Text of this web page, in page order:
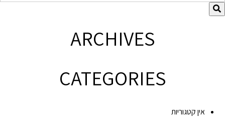
חיפוש
ARCHIVES
CATEGORIES
אין קטגוריות